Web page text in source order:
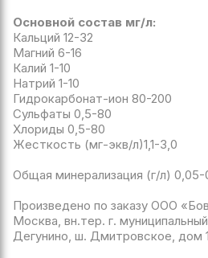
Основной состав мг/л:
Кальций 12-32
Магний 6-16
Калий 1-10
Натрий 1-10
Гидрокарбонат-ион 80-200
Сульфаты 0,5-80
Хлориды 0,5-80
Жесткость (мг-экв/л)1,1-3,0
Общая минерализация (г/л) 0,05-
Произведено по заказу ООО
Москва, вн.тер. г.
Дегунино, ш. Дмитровское, дом